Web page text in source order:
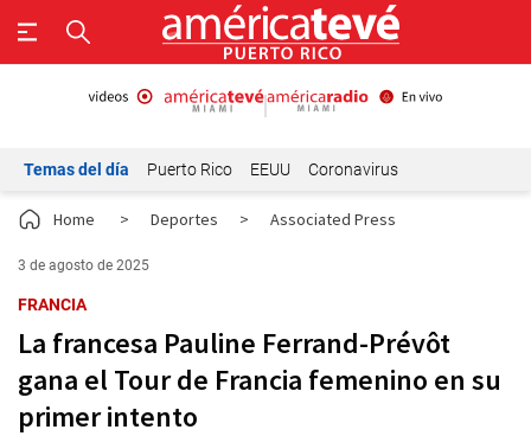
Temas del día Puerto Rico EEUU Coronavirus
Home > Deportes > Associated Press
3 de agosto de 2025
FRANCIA
La francesa Pauline Ferrand-Prévôt
gana el Tour de Francia femenino en su
primer intento